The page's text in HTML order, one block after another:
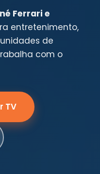
Ferrari e
entretenimento,
de
com o
TV